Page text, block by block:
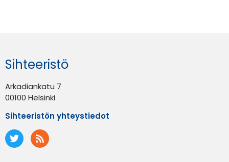
Sihteeristö
Arkadiankatu 7
00100 Helsinki
Sihteeristön yhteystiedot